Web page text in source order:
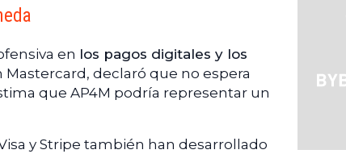
en los pagos digitales y los
declaró que no espera
que AP4M podría representar un
y Stripe también han desarrollado